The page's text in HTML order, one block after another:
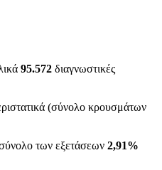
95.572 διαγνωστικές
(σύνολο κρουσμάτων
των εξετάσεων 2,91%